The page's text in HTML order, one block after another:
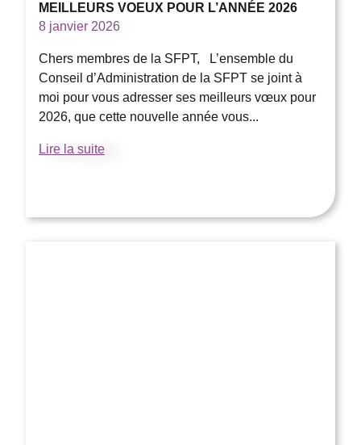
MEILLEURS VOEUX POUR L’ANNÉE 2026
8 janvier 2026
Chers membres de la SFPT, L’ensemble du
Conseil d’Administration de la SFPT se joint à
moi pour vous adresser ses meilleurs vœux pour
2026, que cette nouvelle année vous...
Lire la suite